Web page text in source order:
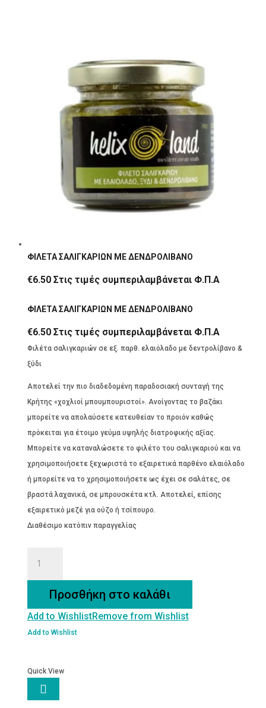
ΦΙΛΕΤΑ ΣΑΛΙΓΚΑΡΙΩΝ ΜΕ ΔΕΝΔΡΟΛΙΒΑΝΟ
€6.50 Στις τιμές συμπεριλαμβάνεται Φ.Π.Α
ΦΙΛΕΤΑ ΣΑΛΙΓΚΑΡΙΩΝ ΜΕ ΔΕΝΔΡΟΛΙΒΑΝΟ
€6.50 Στις τιμές συμπεριλαμβάνεται Φ.Π.Α
Φιλέτα σαλιγκαριών σε εξ. παρθ. ελαιόλαδο με δεντρολίβανο &
ξύδι
Αποτελεί την πιο διαδεδομένη παραδοσιακή συνταγή της
Κρήτης «χοχλιοί μπουμπουριστοί». Ανοίγοντας το βαζάκι
μπορείτε να απολαύσετε κατευθείαν το προιόν καθώς
πρόκειται για έτοιμο γεύμα υψηλής διατροφικής αξίας.
Μπορείτε να καταναλώσετε το φιλέτο του σαλιγκαριού και να
χρησιμοποιήσετε ξεχωριστά το εξαιρετικά παρθένο ελαιόλαδο
ή μπορείτε να το χρησιμοποιήσετε ως έχει σε σαλάτες, σε
βραστά λαχανικά, σε μπρουσκέτα κτλ. Αποτελεί, επίσης
εξαιρετικό μεζέ για ούζο ή τσίπουρο.
Διαθέσιμο κατόπιν παραγγελίας
ΔΕΝΔΡΟΛΙΒΑΝΟ
ποσότητα
Προσθήκη στο καλάθι
Add to WishlistRemove from Wishlist
Add to Wishlist
Quick View
